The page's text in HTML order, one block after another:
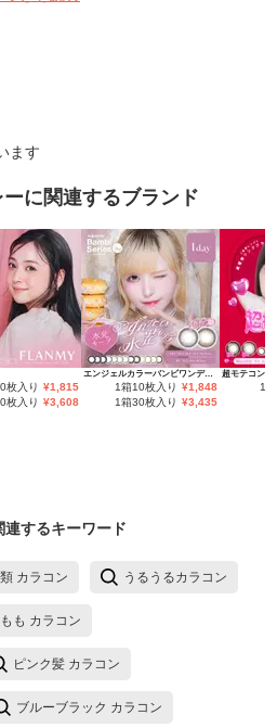
ます
ーに関連するブランド
枚入り ¥1,815
枚入り ¥3,608
エンジェルカラーバンビワンデーNEW
1箱10枚入り ¥1,848
1箱30枚入り ¥3,435
超モテコンウ
1
連するキーワード
カラコン うるうるカラコン
もも カラコン
ピンク髪 カラコン
ブルーブラック カラコン